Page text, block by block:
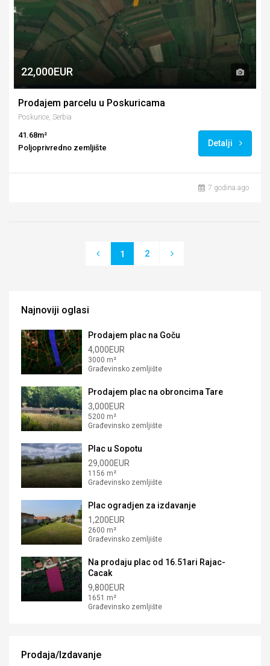
22,000EUR
Prodajem parcelu u Poskuricama
Poskurice, Serbia
41.68m²
Poljoprivredno zemljište
Detalji
7 godina ago
1 2
Najnoviji oglasi
Prodajem plac na Goču
4,000EUR
3000 m²
Građevinsko zemljište
Prodajem plac na obroncima Tare
3,000EUR
5200 m²
Građevinsko zemljište
Plac u Sopotu
29,000EUR
1156 m²
Građevinsko zemljište
Plac ogradjen za izdavanje
1,200EUR
2600 m²
Građevinsko zemljište
Na prodaju plac od 16.51ari Rajac-
Cacak
9,800EUR
1651 m²
Građevinsko zemljište
Prodaja/Izdavanje